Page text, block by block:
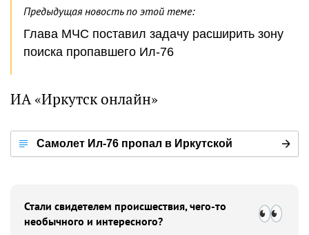
Предыдущая новость по этой теме:
Глава МЧС поставил задачу расширить зону
поиска пропавшего Ил-76
ИА «Иркутск онлайн»
Самолет Ил-76 пропал в Иркутской
Стали свидетелем происшествия, чего-то
необычного и интересного?